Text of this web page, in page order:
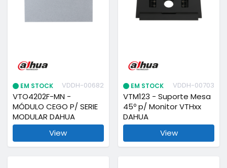
EM STOCK VDDH-00682
VTO4202F-MN -
MÓDULO CEGO P/ SERIE
MODULAR DAHUA
View
EM STOCK VDDH-00703
VTM123 - Suporte Mesa
45º p/ Monitor VTHxx
DAHUA
View